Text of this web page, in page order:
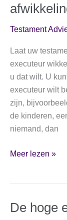
Testament
Laat uw
executeur
u dat wilt. U
executeur wilt
zijn,
de kinderen,
niemand, dan
De
Meer lezen »
De hoge